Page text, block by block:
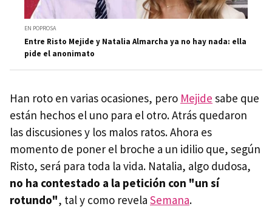
EN POPROSA
Entre Risto Mejide y Natalia Almarcha ya no hay nada: ella
pide el anonimato
Han roto en varias ocasiones, pero Mejide sabe que
están hechos el uno para el otro. Atrás quedaron
las discusiones y los malos ratos. Ahora es
momento de poner el broche a un idilio que, según
Risto, será para toda la vida. Natalia, algo dudosa,
no ha contestado a la petición con "un sí
rotundo", tal y como revela Semana.